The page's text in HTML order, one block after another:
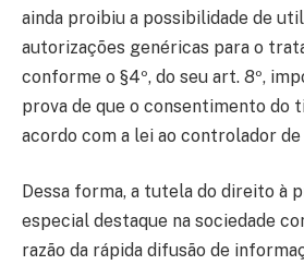
ainda proibiu a possibilidade de
autorizações genéricas para o
conforme o §4º, do seu art. 8º,
prova de que o consentimento do
acordo com a lei ao controlador de
Dessa forma, a tutela do direito à
especial destaque na sociedade
razão da rápida difusão de